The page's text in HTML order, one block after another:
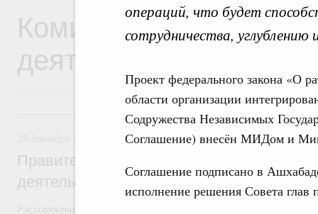
операций, что будет
сотрудничества,
Проект федерального закона «О
области организации
Содружества Независимых
Соглашение) внесён МИДом и
Соглашение подписано в
исполнение решения Совета глав
Комиссия
деятельности
29 декабря 2025, понедельник
Правовые вопросы работы
Правительство утвердило план
деятельности на 2026 год